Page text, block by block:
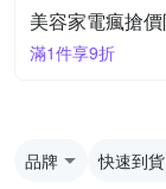
美容家電瘋搶
滿1件享9折
品牌 快速到貨